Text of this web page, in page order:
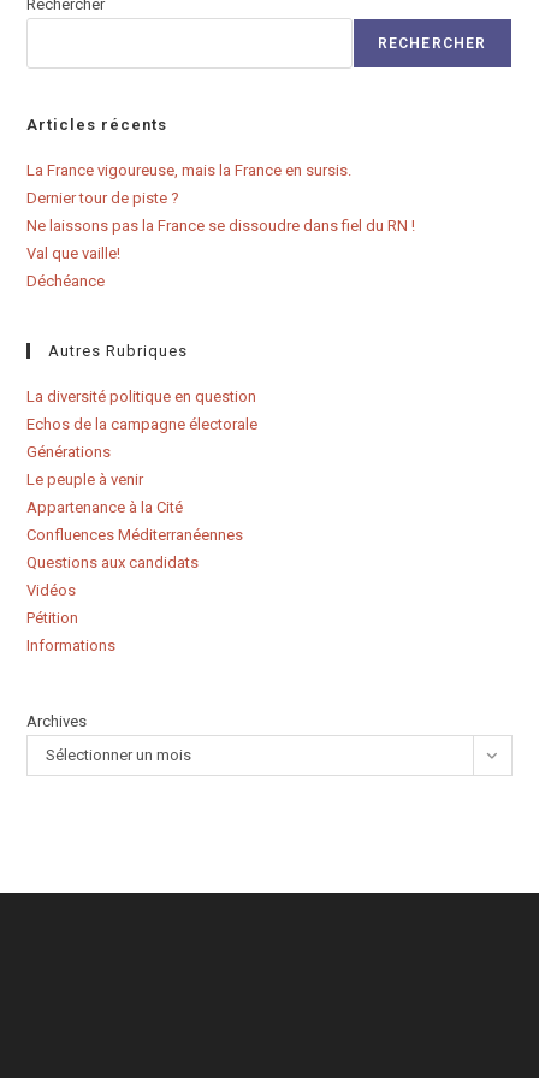
Rechercher
RECHERCHER
Articles récents
La France vigoureuse, mais la France en sursis.
Dernier tour de piste ?
Ne laissons pas la France se dissoudre dans fiel du RN !
Val que vaille!
Déchéance
Autres Rubriques
La diversité politique en question
Echos de la campagne électorale
Générations
Le peuple à venir
Appartenance à la Cité
Confluences Méditerranéennes
Questions aux candidats
Vidéos
Pétition
Informations
Archives
Sélectionner un mois